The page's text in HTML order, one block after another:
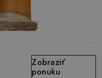
Zobraziť
ponuku